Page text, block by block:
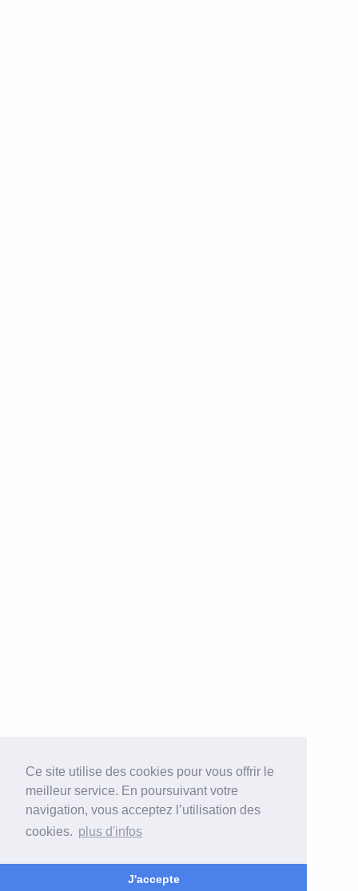
Ce site utilise des cookies pour vous offrir le
meilleur service. En poursuivant votre
navigation, vous acceptez l’utilisation des
cookies. plus d'infos
J'accepte